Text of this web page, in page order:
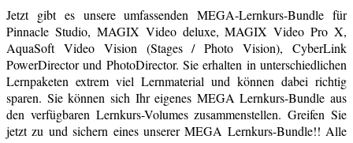
Jetzt gibt es unsere umfassenden MEGA-Lernkurs-Bundle für
Pinnacle Studio, MAGIX Video deluxe, MAGIX Video Pro X,
AquaSoft Video Vision (Stages / Photo Vision), CyberLink
PowerDirector und PhotoDirector. Sie erhalten in unterschiedlichen
Lernpaketen extrem viel Lernmaterial und können dabei richtig
sparen. Sie können sich Ihr eigenes MEGA Lernkurs-Bundle aus
den verfügbaren Lernkurs-Volumes zusammenstellen. Greifen Sie
jetzt zu und sichern eines unserer MEGA Lernkurs-Bundle!! Alle